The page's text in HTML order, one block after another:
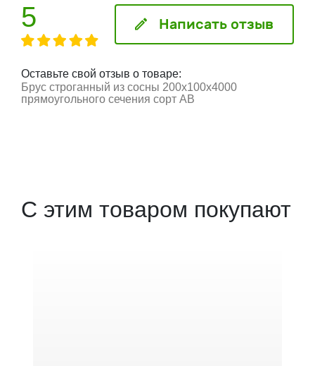
5 Написать отзыв
Оставьте свой отзыв о товаре:
Брус строганный из сосны 200x100x4000
прямоугольного сечения сорт АВ